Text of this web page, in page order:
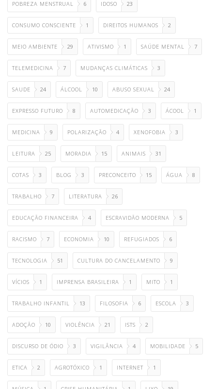
POBREZA MENSTRUAL 6 IDOSO 23
CONSUMO CONSCIENTE 1 DIREITOS HUMANOS 2
MEIO AMBIENTE 29 ATIVISMO 1 SAÚDE MENTAL 7
TELEMEDICINA 7 MUDANÇAS CLIMÁTICAS 3
SAUDE 24 ÁLCOOL 10 ABUSO SEXUAL 24
EXPRESSO FUTURO 8 AUTOMEDICAÇÃO 3 ÁCOOL 1
MEDICINA 9 POLARIZAÇÃO 4 XENOFOBIA 3
LEITURA 25 MORADIA 15 ANIMAIS 31
COTAS 3 BLOG 3 PRECONCEITO 15 ÁGUA 8
TRABALHO 7 LITERATURA 26
EDUCAÇÃO FINANCEIRA 4 ESCRAVIDÃO MODERNA 5
RACISMO 7 ECONOMIA 10 REFUGIADOS 6
TECNOLOGIA 51 CULTURA DO CANCELAMENTO 9
VÍCIOS 1 IMPRENSA BRASILEIRA 1 MITO 1
TRABALHO INFANTIL 13 FILOSOFIA 6 ESCOLA 3
ADOÇÃO 10 VIOLÊNCIA 21 ISTS 2
DISCURSO DE ÓDIO 3 VIGILÂNCIA 4 MOBILIDADE 5
ETICA 2 AGROTÓXICO 1 INTERNET 1